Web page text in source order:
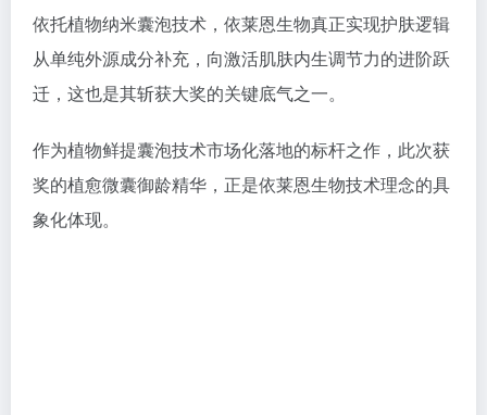
依托植物纳米囊泡技术，依莱恩生物真正实现护肤逻辑
从单纯外源成分补充，向激活肌肤内生调节力的进阶跃
迁，这也是其斩获大奖的关键底气之一。
作为植物鲜提囊泡技术市场化落地的标杆之作，此次获
奖的植愈微囊御龄精华，正是依莱恩生物技术理念的具
象化体现。